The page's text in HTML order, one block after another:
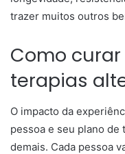
trazer muitos outros
Como
terapias
O impacto da
pessoa e seu plano
demais. Cada pessoa